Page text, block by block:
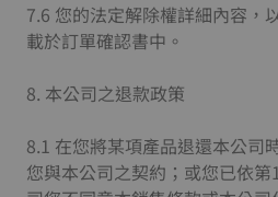
7.6 您的法定解除權詳細內容，
載於訂單確認書中。
8. 本公司之退款政策
8.1 在您將某項產品退還本公司
您與本公司之契約；或您已依